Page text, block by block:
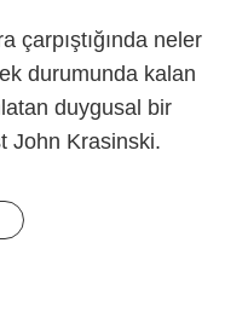
çarpıştığında neler
durumunda kalan
duygusal bir
John Krasinski.